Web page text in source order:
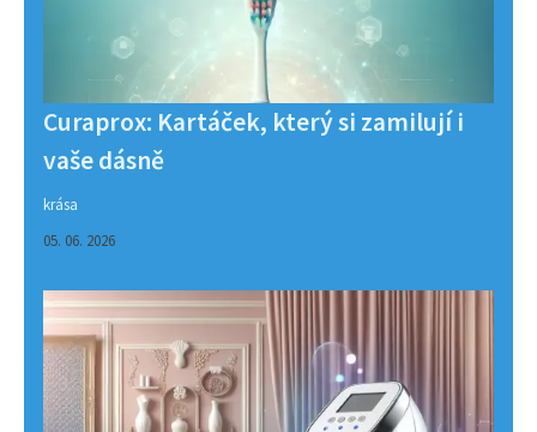
Curaprox: Kartáček, který si zamilují i
vaše dásně
krása
05. 06. 2026